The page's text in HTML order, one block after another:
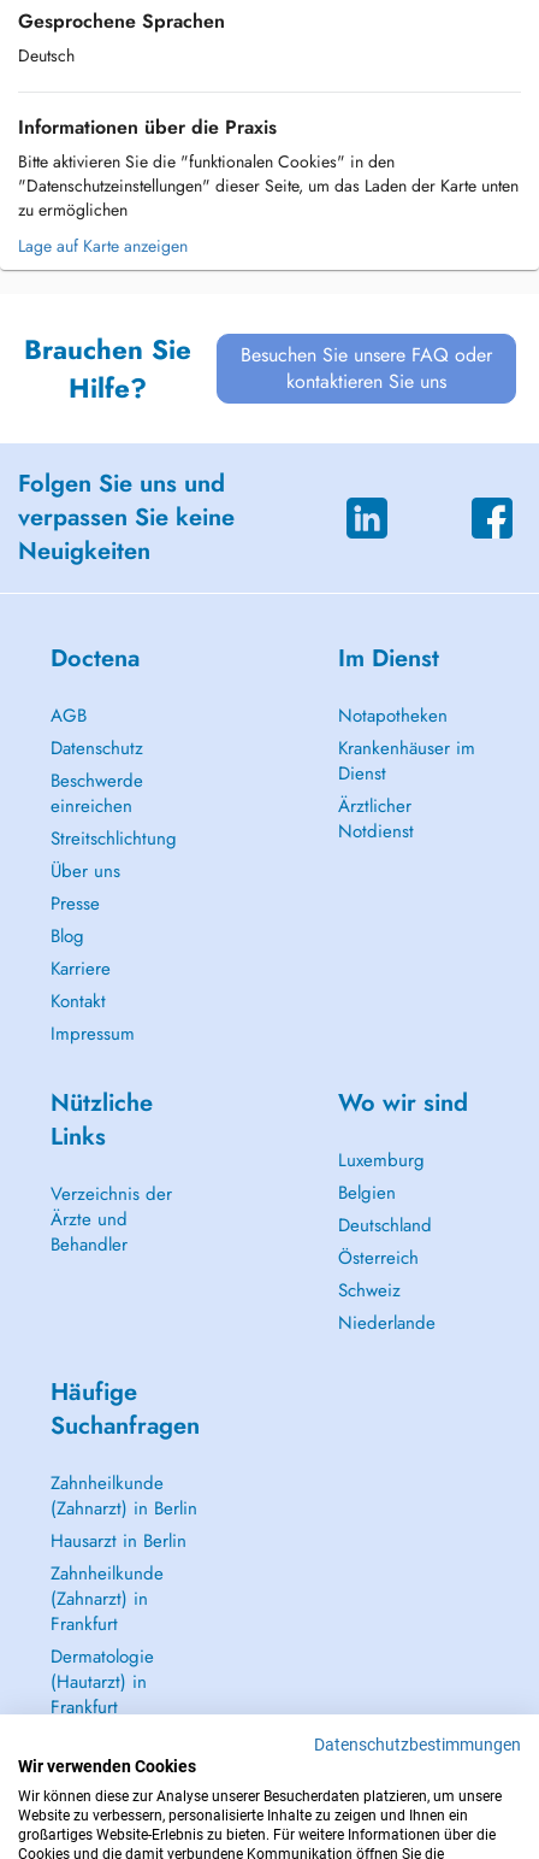
Gesprochene Sprachen
Deutsch
Informationen über die Praxis
Bitte aktivieren Sie die "funktionalen Cookies" in den
"Datenschutzeinstellungen" dieser Seite, um das Laden der Karte unten
zu ermöglichen
Lage auf Karte anzeigen
Brauchen Sie
Hilfe?
Besuchen Sie unsere FAQ oder
kontaktieren Sie uns
Folgen Sie uns und
verpassen Sie keine
Neuigkeiten
Doctena
AGB
Datenschutz
Beschwerde
einreichen
Streitschlichtung
Über uns
Presse
Blog
Karriere
Kontakt
Impressum
Im Dienst
Notapotheken
Krankenhäuser im
Dienst
Ärztlicher
Notdienst
Nützliche
Links
Verzeichnis der
Ärzte und
Behandler
Wo wir sind
Luxemburg
Belgien
Deutschland
Österreich
Schweiz
Niederlande
Häufige
Suchanfragen
Zahnheilkunde
(Zahnarzt) in Berlin
Hausarzt in Berlin
Zahnheilkunde
(Zahnarzt) in
Frankfurt
Dermatologie
(Hautarzt) in
Frankfurt
Datenschutzbestimmungen
Wir verwenden Cookies
Wir können diese zur Analyse unserer Besucherdaten platzieren, um unsere
Website zu verbessern, personalisierte Inhalte zu zeigen und Ihnen ein
großartiges Website-Erlebnis zu bieten. Für weitere Informationen über die
Cookies und die damit verbundene Kommunikation öffnen Sie die